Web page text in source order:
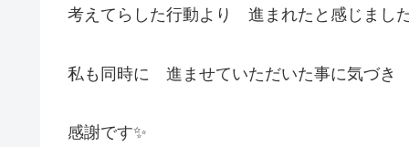
考えてらした行動より 進まれたと感じまし
私も同時に 進ませていただいた事に気づき
感謝です✨